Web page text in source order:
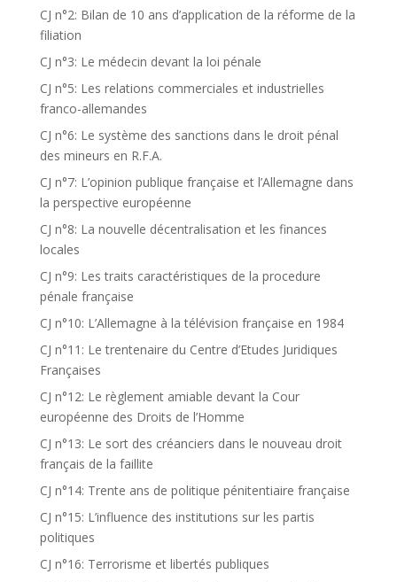
CJ n°2: Bilan de 10 ans d’application de la réforme de la
filiation
CJ n°3: Le médecin devant la loi pénale
CJ n°5: Les relations commerciales et industrielles
franco-allemandes
CJ n°6: Le système des sanctions dans le droit pénal
des mineurs en R.F.A.
CJ n°7: L’opinion publique française et l’Allemagne dans
la perspective européenne
CJ n°8: La nouvelle décentralisation et les finances
locales
CJ n°9: Les traits caractéristiques de la procedure
pénale française
CJ n°10: L’Allemagne à la télévision française en 1984
CJ n°11: Le trentenaire du Centre d’Etudes Juridiques
Françaises
CJ n°12: Le règlement amiable devant la Cour
européenne des Droits de l’Homme
CJ n°13: Le sort des créanciers dans le nouveau droit
français de la faillite
CJ n°14: Trente ans de politique pénitentiaire française
CJ n°15: L’influence des institutions sur les partis
politiques
CJ n°16: Terrorisme et libertés publiques